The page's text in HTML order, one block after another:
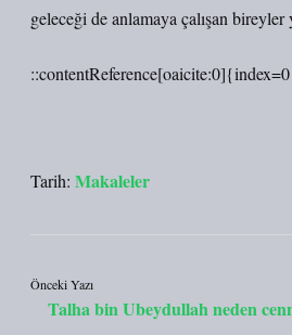
geleceği de anlamaya çalışan bireyler
Tarih: Makaleler
Önceki Yazı
Talha bin Ubeydullah neden